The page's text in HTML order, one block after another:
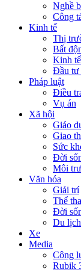
Nghề
Công
Kinh tế
Thị
Bất
Kinh
Đầu tư
Pháp luật
Điều
Vụ án
Xã hội
Giáo
Giao
Sức
Đời
Môi
Văn hóa
Giải trí
Thể
Đời
Du lịch
Xe
Media
Công
Rubik